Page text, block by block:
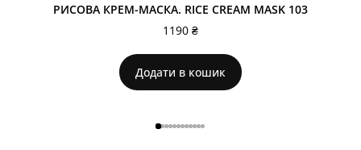
РИСОВА КРЕМ-МАСКА. RICE CREAM MASK 103
1190 ₴
Додати в кошик